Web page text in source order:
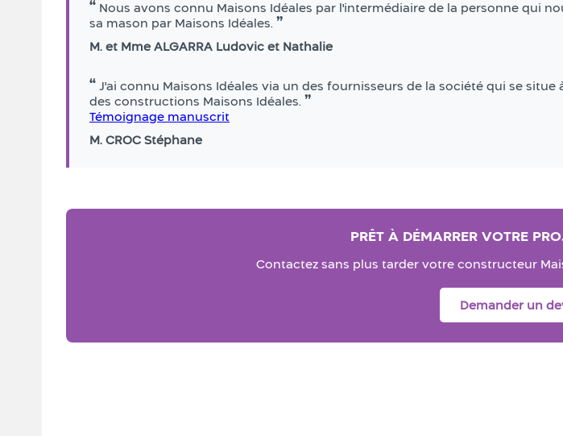
Nous avons connu Maisons Idéales par l'intermédiaire de la personne qui
sa mason par Maisons Idéales.
M. et Mme ALGARRA Ludovic et Nathalie
J'ai connu Maisons Idéales via un des fournisseurs de la société qui se
des constructions Maisons Idéales.
Témoignage manuscrit
M. CROC Stéphane
PRÊT À DÉMARRER VOTRE
Contactez sans plus tarder votre constructeur
Demander un